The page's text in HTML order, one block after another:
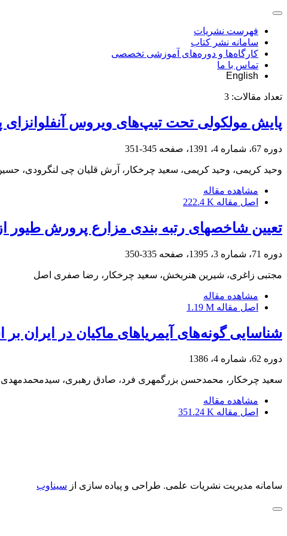
فهرست نشریات
سامانه نشر کتاب
کارگاه‌ها و دوره‌های آموزشی تخصصی
تماس با ما
English
تعداد مقالات: 3
پایش مولکولی تحت تیپ‌های ویروس
دوره 67، شماره 4، 1391، صفحه 345-351
وحید کریمی، وحید کریمی، سعید چرخکار، آرش قلیان چی لنگرودی،
مشاهده مقاله
اصل مقاله 222.4 K
تعیین شاخصهای رتبه بندی مزارع پرورش طیور
دوره 71، شماره 3، 1395، صفحه 335-350
مجتبی زاغری، شیرین هنربخش، سعید چرخکار، رضا صفری اصل
مشاهده مقاله
اصل مقاله 1.19 M
شناسایی گونه‌های آیمریاهای ماکیان در
دوره 62، شماره 4، 1386
سعید چرخکار، محمدحسن بزرگمهری فرد، صادق رهبری، سیدمحمدمهدی
مشاهده مقاله
اصل مقاله 351.24 K
سامانه مدیریت نشریات علمی. طراحی و پیاده سازی از سیناوب